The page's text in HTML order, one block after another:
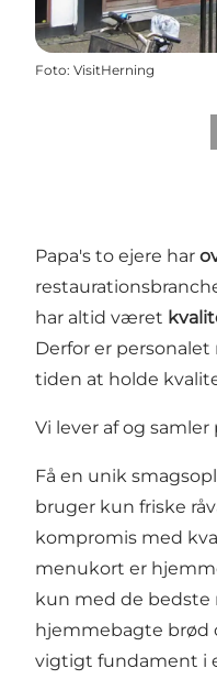
Foto: VisitHerning
Papa's to ejere har
har altid været
Derfor er
tiden at holde
Vi lever af og
Få en unik
bruger kun friske
kompromis med
menukort er
kun med de bedste
hjemmebagte brød
vigtigt fundament i